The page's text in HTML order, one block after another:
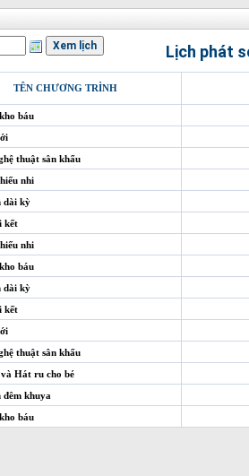
Lịch phát
TÊN CHƯƠNG TRÌNH
báu
thuật sân khấu
nhi
dài kỳ
kết
nhi
báu
dài kỳ
kết
thuật sân khấu
Hát ru cho bé
khuya
báu